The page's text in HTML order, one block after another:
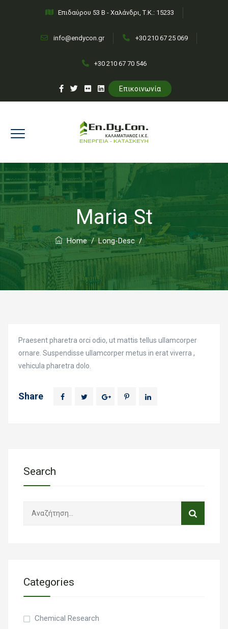
Επιδαύρου 53 Β - Χαλάνδρι, Τ.Κ.: 15233
info@endycon.gr +30 210 67 25 069
+30 210 67 70 546
Επικοινωνία
Maria St
Home/Long-Desc/Maria St
Praesent pharetra orci odio, ut mattis tellus ullamcorper
ornare. Suspendisse ullamcorper metus in erat viverra ,
vehicula pharetra dolo.
Share
Search
η
σ
γ
Categories
Chemical Research